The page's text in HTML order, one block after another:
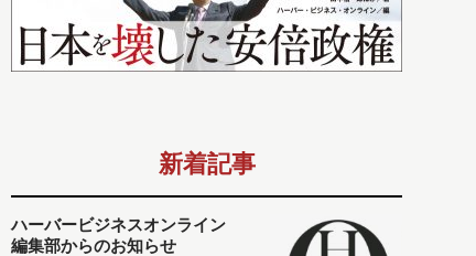
新着記事
ハーバービジネスオンライン
編集部からのお知らせ